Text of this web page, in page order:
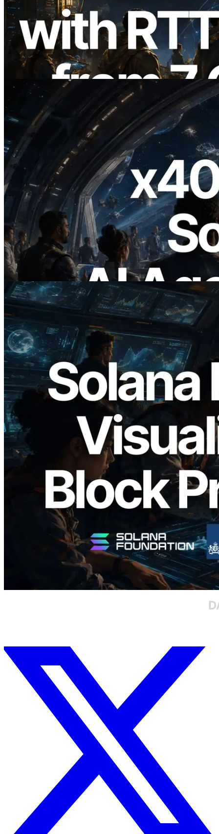
ERPC, Solana Leader Slot API'yi 7
küresel bölgeden ping ölçümüyle
genişletti — Validators Information API
de yayında
Bu makaleyi oku
2026.07.04
ERPC x402 destekli Solana RPC'yi
yayınladı — AI agent'ların ihtiyaç
duydukları API'ler için anında ödeme
yaptığı dönem
Bu makaleyi oku
2026.05.24
Validators Solutions, Solana Block
Analyzer'ı Yayınladı — Slot Başına Blok
Üretim Süresi ve Görevli Doğrulayıcı
Görselleştirmesi
Bu makaleyi oku
Daha fazla yükle